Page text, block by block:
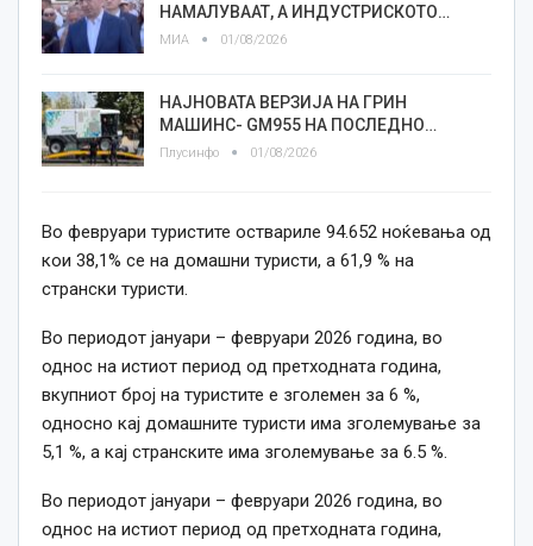
НАМАЛУВААТ, А ИНДУСТРИСКОТО…
МИА 01/08/2026
НАЈНОВАТА ВЕРЗИЈА НА ГРИН
МАШИНС- GM955 НА ПОСЛЕДНО…
Плусинфо 01/08/2026
Во февруари туристите оствариле 94.652 ноќевања од
кои 38,1% се на домашни туристи, а 61,9 % на
странски туристи.
Во периодот јануари – февруари 2026 година, во
однос на истиот период од претходната година,
вкупниот број на туристите е зголемен за 6 %,
односно кај домашните туристи има зголемување за
5,1 %, а кај странските има зголемување за 6.5 %.
Во периодот јануари – февруари 2026 година, во
однос на истиот период од претходната година,